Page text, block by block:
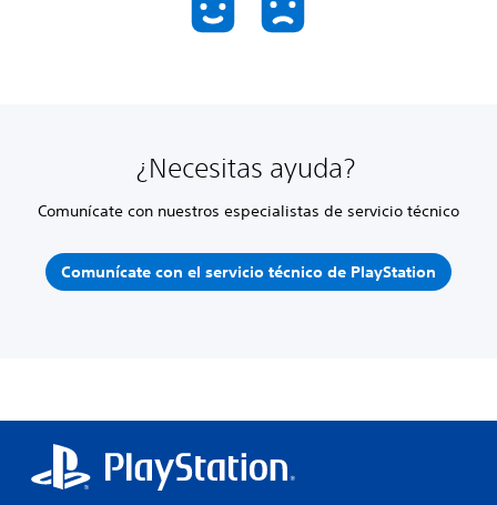
¿Necesitas ayuda?
Comunícate con nuestros especialistas de servicio técnico
Comunícate con el servicio técnico de PlayStation